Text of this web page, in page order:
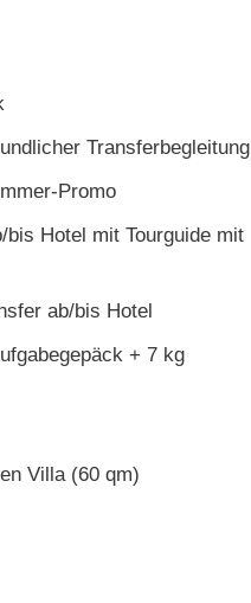
Transferbegleitung
Promo
Hotel mit Tourguide mit
ab/bis Hotel
+ 7 kg
Villa (60 qm)